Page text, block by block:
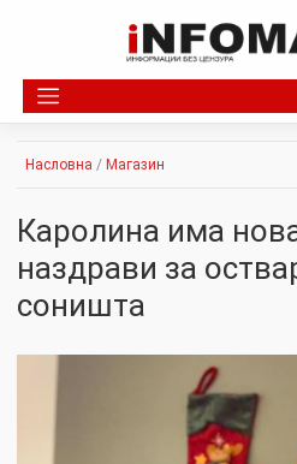
Насловна / Магазин
Каролина има
наздрави за
соништа